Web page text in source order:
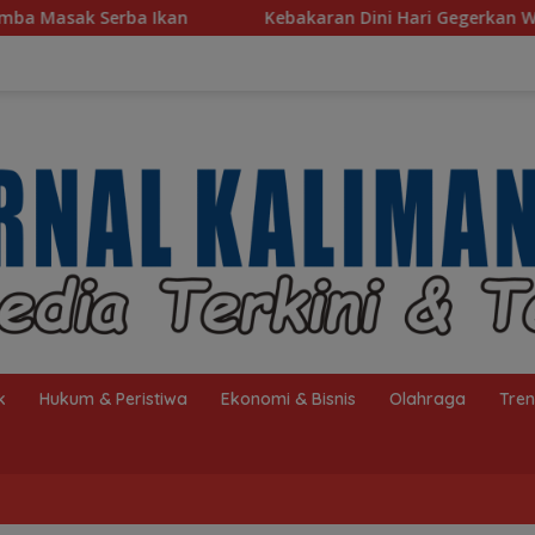
Kebakaran Dini Hari Gegerkan Warga Kelayan B, Dua Rumah
Hukum & Peristiwa Ekonomi & Bisnis Olahraga